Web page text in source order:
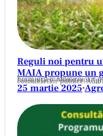
Reguli noi pentru
MAIA propune un
Fermierii moldoveni vor putea utiliza drone pentru proceduri fitosanitare. Ministerul
25 martie 2025•